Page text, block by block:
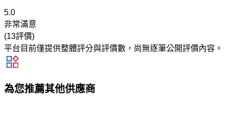
5.0
非常滿意
(13評價)
平台目前僅提供整體評分與評價數，尚無逐筆公開評價內容。
為您推薦其他供應商